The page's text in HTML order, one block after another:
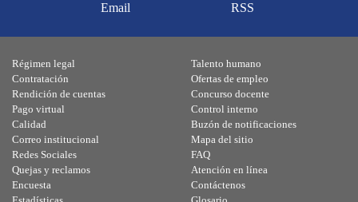
Email RSS
Régimen legal
Contratación
Rendición de cuentas
Pago virtual
Calidad
Talento humano
Ofertas de empleo
Concurso docente
Control interno
Buzón de notificaciones
Correo institucional
Redes Sociales
Quejas y reclamos
Encuesta
Mapa del sitio
FAQ
Atención en línea
Contáctenos